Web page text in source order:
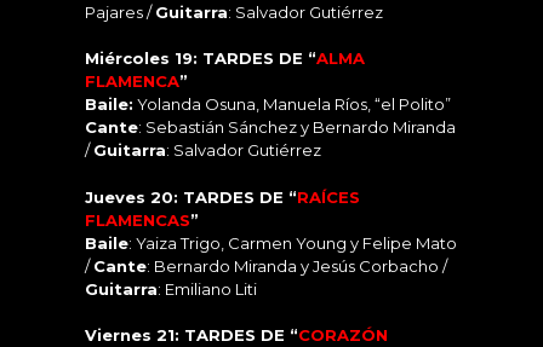
Pajares /Guitarra: Salvador Gutiérrez
Miércoles 19: TARDES DE “ALMA
FLAMENCA”
Baile: Yolanda Osuna, Manuela Ríos, “el Polito”
Cante: Sebastián Sánchez y Bernardo Miranda
/Guitarra: Salvador Gutiérrez
Jueves 20: TARDES DE “RAÍCES
FLAMENCAS”
Baile: Yaiza Trigo, Carmen Young y Felipe Mato
/Cante: Bernardo Miranda y Jesús Corbacho /
Guitarra: Emiliano Liti
Viernes 21: TARDES DE “CORAZÓN